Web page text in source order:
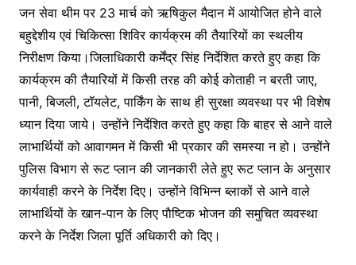
जन सेवा थीम पर 23 मार्च को ऋषिकुल मैदान में आयोजित होने वाले
बहुद्देशीय एवं चिकित्सा शिविर कार्यक्रम की तैयारियों का स्थलीय
निरीक्षण किया।जिलाधिकारी कर्मेंद्र सिंह निर्देशित करते हुए कहा कि
कार्यक्रम की तैयारियों में किसी तरह की कोई कोताही न बरती जाए,
पानी, बिजली, टॉयलेट, पार्किंग के साथ ही सुरक्षा व्यवस्था पर भी विशेष
ध्यान दिया जाये। उन्होंने निर्देशित करते हुए कहा कि बाहर से आने वाले
लाभार्थियों को आवागमन में किसी भी प्रकार की समस्या न हो। उन्होंने
पुलिस विभाग से रूट प्लान की जानकारी लेते हुए रूट प्लान के अनुसार
कार्यवाही करने के निर्देश दिए। उन्होंने विभिन्न ब्लाकों से आने वाले
लाभार्थियों के खान-पान के लिए पाैष्टिक भोजन की समुचित व्यवस्था
करने के निर्देश जिला पूर्ति अधिकारी को दिए।